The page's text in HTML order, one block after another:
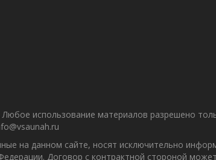
использование материалов разрешено
на данном сайте, носят исключительно
Договор с контрактной стороной